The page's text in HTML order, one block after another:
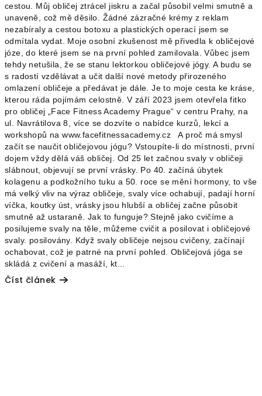
cestou. Můj obličej ztrácel jiskru a začal působil velmi smutně a
unaveně, což mě děsilo. Žádné zázračné krémy z reklam
nezabíraly a cestou botoxu a plastických operací jsem se
odmítala vydat. Moje osobní zkušenost mě přivedla k obličejové
józe, do které jsem se na první pohled zamilovala. Vůbec jsem
tehdy netušila, že se stanu lektorkou obličejové jógy. A budu se
s radostí vzdělávat a učit další nové metody přirozeného
omlazení obličeje a předávat je dále. Je to moje cesta ke kráse,
kterou ráda pojímám celostně. V září 2023 jsem otevřela fitko
pro obličej „Face Fitness Academy Prague“ v centru Prahy, na
ul. Navrátilova 8, více se dozvíte o nabídce kurzů, lekcí a
workshopů na www.facefitnessacademy.cz A proč má smysl
začít se naučit obličejovou jógu? Vstoupíte-li do místnosti, první
dojem vždy dělá váš obličej. Od 25 let začnou svaly v obličeji
slábnout, objevují se první vrásky. Po 40. začíná úbytek
kolagenu a podkožního tuku a 50. roce se mění hormony, to vše
má velký vliv na výraz obličeje, svaly více ochabují, padají horní
víčka, koutky úst, vrásky jsou hlubší a obličej začne působit
smutně až ustaraně. Jak to funguje? Stejně jako cvičíme a
posilujeme svaly na těle, můžeme cvičit a posilovat i obličejové
svaly. posilovány. Když svaly obličeje nejsou cvičeny, začínají
ochabovat, což je patrné na první pohled. Obličejová jóga se
skládá z cvičení a masáží, kt...
Číst článek